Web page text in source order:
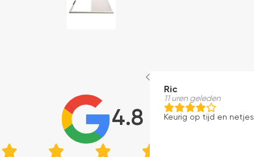
4.8
Ric
11 uren geleden
Keurig op tijd en